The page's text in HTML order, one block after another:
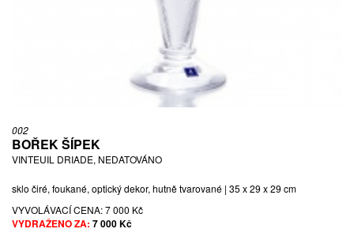
002
BOŘEK ŠÍPEK
VINTEUIL DRIADE, NEDATOVÁNO
sklo čiré, foukané, optický dekor, hutně tvarované | 35 x 29 x 29 cm
VYVOLÁVACÍ CENA:7 000 Kč
VYDRAŽENO ZA: 7 000 Kč